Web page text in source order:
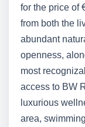
for the price of
from both the
abundant
openness,
most
access to BW
luxurious
area,